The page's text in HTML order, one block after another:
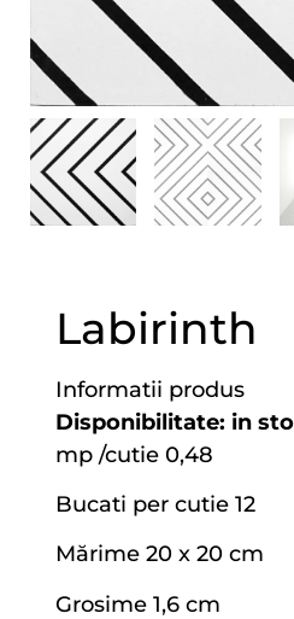
Labirinth
Informatii produs
Disponibilitate: in
mp /cutie 0,48
Bucati per cutie 12
Mărime 20 x 20 cm
Grosime 1,6 cm